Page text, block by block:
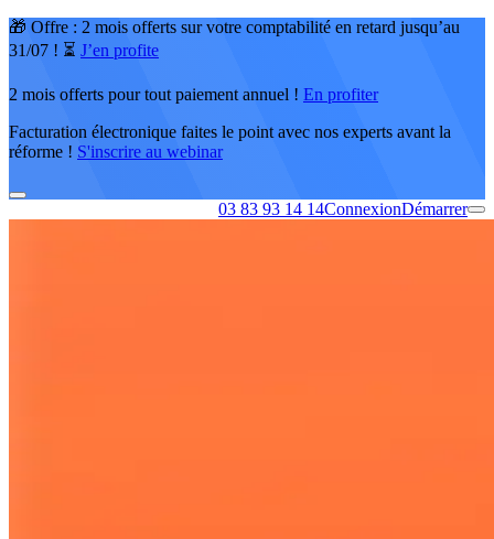
🎁 Offre : 2 mois offerts sur votre comptabilité en retard jusqu’au
31/07 ! ⏳ J’en profite
2 mois offerts pour tout paiement annuel ! En profiter
Facturation électronique faites le point avec nos experts avant la
réforme ! S'inscrire au webinar
03 83 93 14 14ConnexionDémarrer